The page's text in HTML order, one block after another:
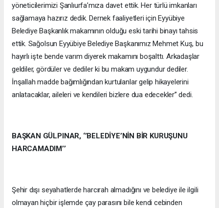
yöneticilerimizi Şanlıurfa’mıza davet ettik. Her türlü imkanları
sağlamaya hazırız dedik. Dernek faaliyetleri için Eyyübiye
Belediye Başkanlık makamının olduğu eski tarihi binayı tahsis
ettik. Sağolsun Eyyübiye Belediye Başkanımız Mehmet Kuş, bu
hayırlı işte bende varım diyerek makamını boşalttı. Arkadaşlar
geldiler, gördüler ve dediler ki bu makam uygundur dediler.
İnşallah madde bağımlığından kurtulanlar gelip hikayelerini
anlatacaklar, aileleri ve kendileri bizlere dua edecekler’’ dedi.
BAŞKAN GÜLPINAR, ‘’BELEDİYE’NİN BİR KURUŞUNU
HARCAMADIM’’
Şehir dışı seyahatlerde harcırah almadığını ve belediye ile ilgili
olmayan hiçbir işlemde çay parasını bile kendi cebinden